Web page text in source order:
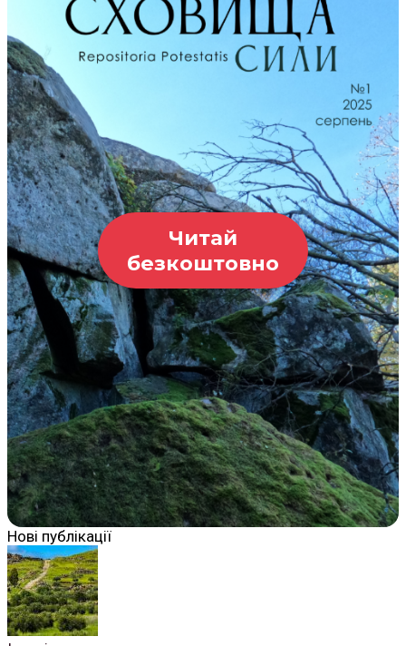
Читай
безкоштовно
Нові публікації